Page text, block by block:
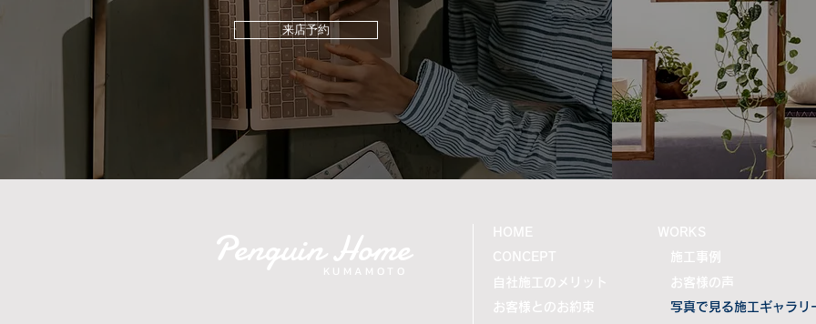
リアージュ 」の魅力をご紹介
「ファミーユ」の魅力をご紹
介！
シア
来店予約
Penguin Home
KUMAMOTO
HOME
CONCEPT
自社施工のメリット
お客様とのお約束
WORKS
施工事例
お客様の声
写真で見る施工ギャラリ